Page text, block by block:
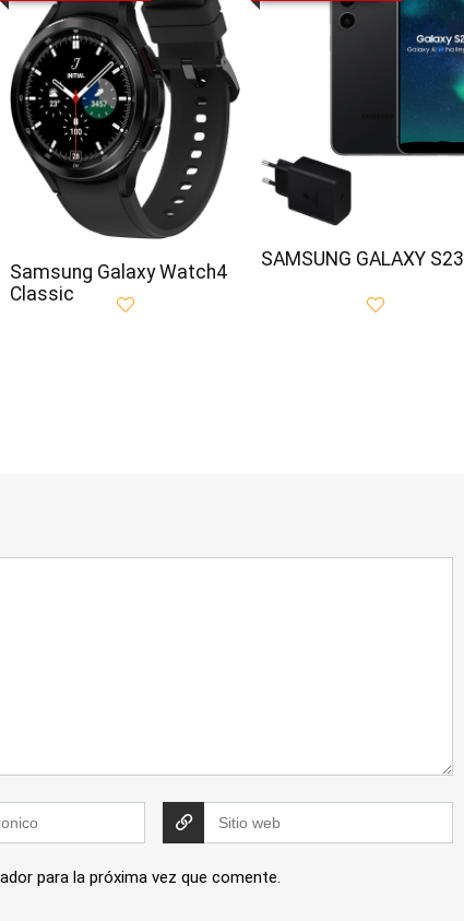
Samsung Galaxy Watch4
Classic
SAMSUNG GALAXY S23
para la próxima vez que comente.